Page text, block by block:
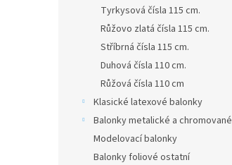
Tyrkysová čísla 115 cm.
Růžovo zlatá čísla 115 cm.
Stříbrná čísla 115 cm.
Duhová čísla 110 cm.
Růžová čísla 110 cm
Klasické latexové balonky
Balonky metalické a chromované
Modelovací balonky
Balonky foliové ostatní